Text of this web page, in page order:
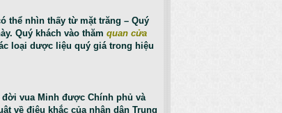
thể nhìn thấy từ mặt trăng – Quý
Quý khách vào thăm quan cửa
loại dược liệu quý giá trong hiệu
vua Minh được Chính phủ và
về điêu khắc của nhân dân Trung